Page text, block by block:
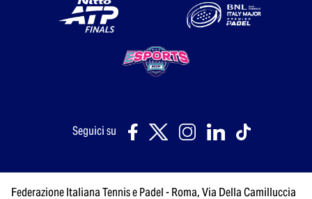
Seguici su
Federazione Italiana Tennis e Padel - Roma, Via Della Camilluccia